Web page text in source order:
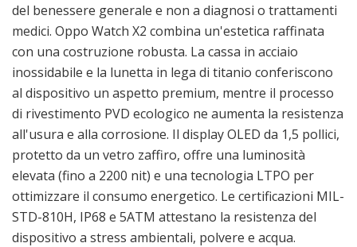
del benessere generale e non a diagnosi o trattamenti
medici. Oppo Watch X2 combina un'estetica raffinata
con una costruzione robusta. La cassa in acciaio
inossidabile e la lunetta in lega di titanio conferiscono
al dispositivo un aspetto premium, mentre il processo
di rivestimento PVD ecologico ne aumenta la resistenza
all'usura e alla corrosione. Il display OLED da 1,5 pollici,
protetto da un vetro zaffiro, offre una luminosità
elevata (fino a 2200 nit) e una tecnologia LTPO per
ottimizzare il consumo energetico. Le certificazioni MIL-
STD-810H, IP68 e 5ATM attestano la resistenza del
dispositivo a stress ambientali, polvere e acqua.